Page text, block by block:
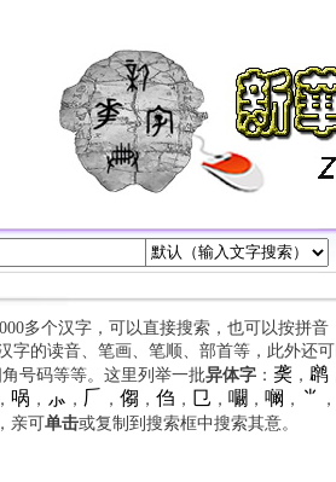
多个汉字，可以直接搜索，也可以按拼音
字的读音、笔画、笔顺、部首等，此外还
号码等等。这里列举一批异体字： 䶮 ， 䴙
， 㖞 ， ⺗ ， 𠂆 ， 㑳 ， 㑇 ， 㔾 ， 㘚 ， 㘎 ， ⺌ ，
亲可单击或复制到搜索框中搜索其意。